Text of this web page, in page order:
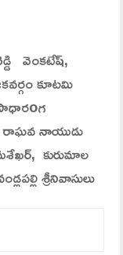
వెంకటేష్,
కూటమి
రాఘవ నాయుడు
కురుమాల
శ్రీనివాసులు